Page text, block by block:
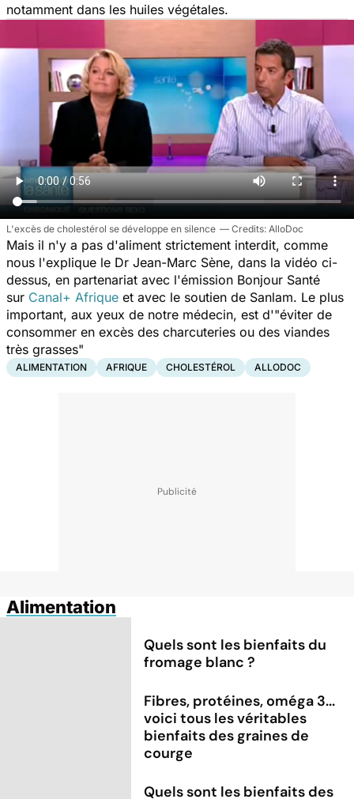
notamment dans les huiles végétales.
L'excès de cholestérol se développe en silence AlloDoc
Mais il n'y a pas d'aliment strictement interdit, comme
nous l'explique le Dr Jean-Marc Sène, dans la vidéo ci-
dessus, en partenariat avec l'émission Bonjour Santé
sur Canal+ Afrique et avec le soutien de Sanlam. Le plus
important, aux yeux de notre médecin, est d'"éviter de
consommer en excès des charcuteries ou des viandes
très grasses"
ALIMENTATION AFRIQUE CHOLESTÉROL ALLODOC
Alimentation
Quels sont les bienfaits du
fromage blanc ?
Fibres, protéines, oméga 3...
voici tous les véritables
bienfaits des graines de
courge
Quels sont les bienfaits des